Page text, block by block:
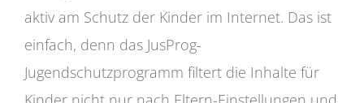
aktiv am Schutz der Kinder im Internet. Das ist
einfach, denn das JusProg-
Jugendschutzprogramm filtert die Inhalte für